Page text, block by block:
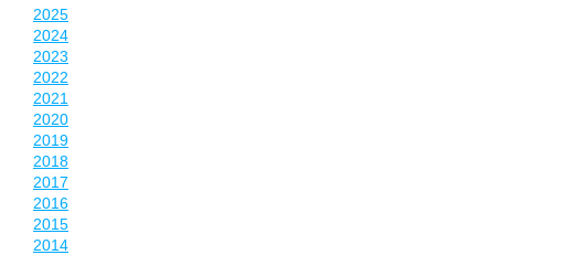
2025
2024
2023
2022
2021
2020
2019
2018
2017
2016
2015
2014